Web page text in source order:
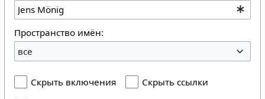
Пространство имён:
все
Скрыть включения
Скрыть ссылки